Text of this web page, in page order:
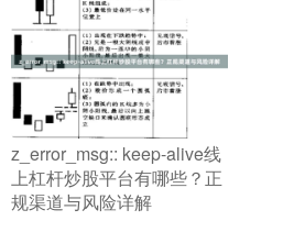
​z_error_msg:: keep-alive线
上杠杆炒股平台有哪些？正
规渠道与风险详解